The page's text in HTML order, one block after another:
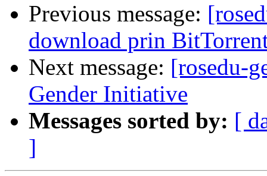
Previous message:
download prin
Next message: [rosedu-
Gender Initiative
Messages sorted by: [
]